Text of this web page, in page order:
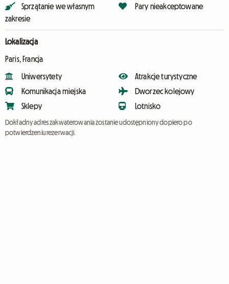
Sprzątanie we własnym
zakresie
Pary nieakceptowane
Lokalizacja
Paris, Francja
Uniwersytety
Komunikacja miejska
Sklepy
Atrakcje turystyczne
Dworzec kolejowy
Lotnisko
Dokładny adres zakwaterowania zostanie udostępniony dopiero po
potwierdzeniu rezerwacji.